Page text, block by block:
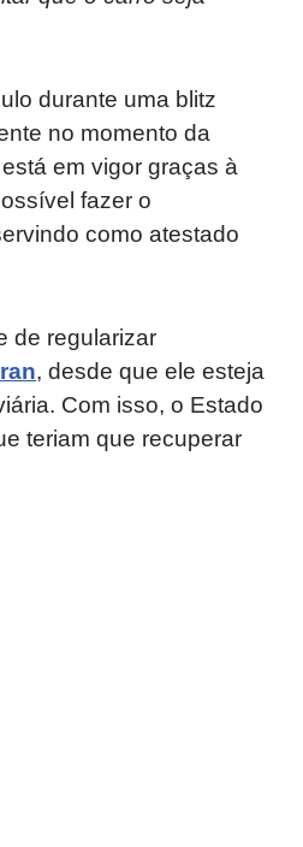
durante uma blitz
no momento da
em vigor graças à
fazer o
como atestado
de regularizar
, desde que ele esteja
Com isso, o Estado
teriam que recuperar